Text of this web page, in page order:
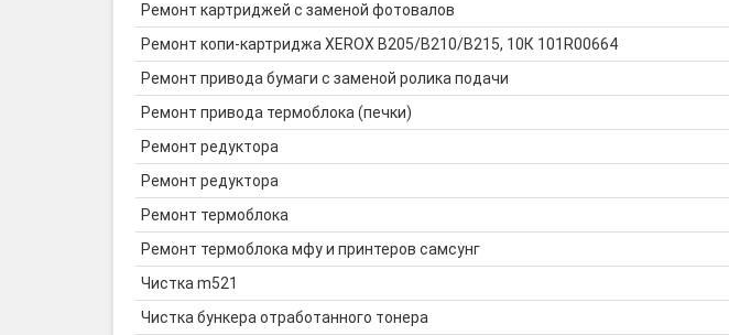
Ремонт картриджей с заменой фотовалов
Ремонт копи-картриджа XEROX B205/B210/B215, 10К 101R00664
Ремонт привода бумаги с заменой ролика подачи
Ремонт привода термоблока (печки)
Ремонт редуктора
Ремонт редуктора
Ремонт термоблока
Ремонт термоблока мфу и принтеров самсунг
Чистка m521
Чистка бункера отработанного тонера